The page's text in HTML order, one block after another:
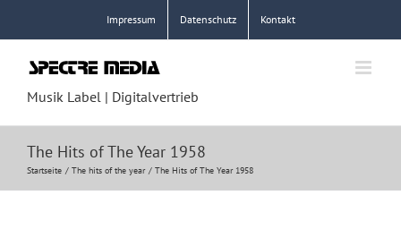
springen
Impressum Datenschutz Kontakt
Musik Label | Digitalvertrieb
The Hits of The Year 1958
Startseite The hits of the year The Hits of The Year 1958